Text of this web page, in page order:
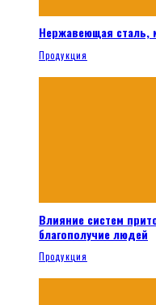
Нержавеющая сталь,
Продукция
Влияние систем
благополучие людей
Продукция